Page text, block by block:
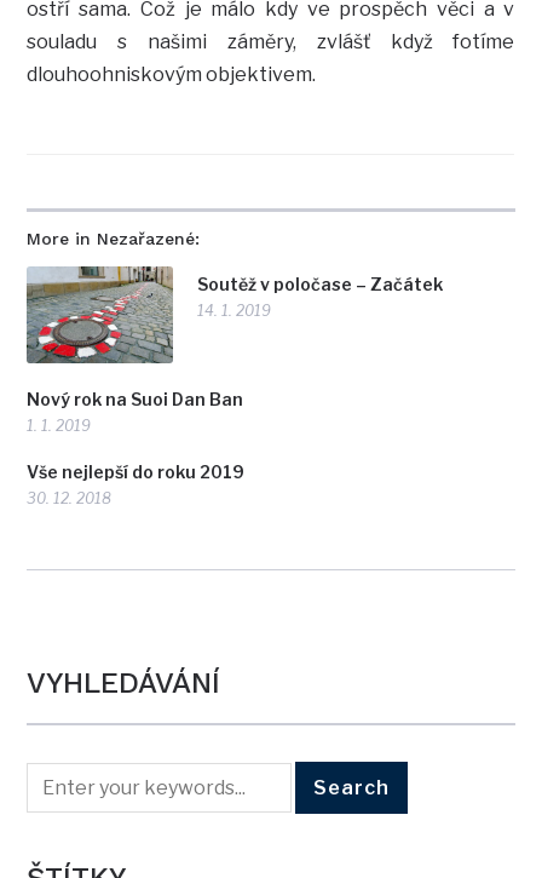
More in Nezařazené:
Soutěž v poločase – Začátek
14. 1. 2019
Nový rok na Suoi Dan Ban
1. 1. 2019
Vše nejlepší do roku 2019
30. 12. 2018
ostří sama. Což je málo kdy ve prospěch věci a v
souladu s našimi záměry, zvlášť když fotíme
dlouhoohniskovým objektivem.
VYHLEDÁVÁNÍ